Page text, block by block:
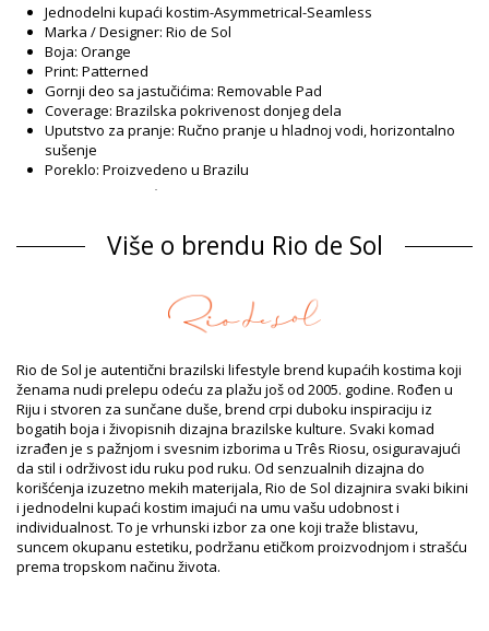
Jednodelni kupaći kostim-Asymmetrical-Seamless
Marka / Designer: Rio de Sol
Boja: Orange
Print: Patterned
Gornji deo sa jastučićima: Removable Pad
Coverage: Brazilska pokrivenost donjeg dela
Uputstvo za pranje: Ručno pranje u hladnoj vodi, horizontalno
sušenje
Poreklo: Proizvedeno u Brazilu
Jednodelni kupaći kostim Orange Rio de Sol SPRING
Sastav
Sastav: 94,2% Polyamide 5,8% Elastane
Spandex (LYCRA) - OEKO-TEX - Chlorine Resistant
Odsek: Zensko, Jednodelni kupaći kostim
Pakovanje uključuje: 1 x Jednodelni kupaći kostim (Drugi pribor
koji nije uključen)
HS CODE: 6112.41.0010
SKU: 1981126576
EAN: XS (7899810434678), S (7899810434685), M (7899810434692),
L (7899810434708), XL (7899810434715)
Težina: 115g / 0.25lb / 4.06oz
Print nije tačan i može varirati prema rezu
Retuširane fotografije
Više o brendu Rio de Sol
Rio de Sol je autentični brazilski lifestyle brend kupaćih kostima koji
ženama nudi prelepu odeću za plažu još od 2005. godine. Rođen u
Riju i stvoren za sunčane duše, brend crpi duboku inspiraciju iz
bogatih boja i živopisnih dizajna brazilske kulture. Svaki komad
izrađen je s pažnjom i svesnim izborima u Três Riosu, osiguravajući
da stil i održivost idu ruku pod ruku. Od senzualnih dizajna do
korišćenja izuzetno mekih materijala, Rio de Sol dizajnira svaki bikini
i jednodelni kupaći kostim imajući na umu vašu udobnost i
individualnost. To je vrhunski izbor za one koji traže blistavu,
suncem okupanu estetiku, podržanu etičkom proizvodnjom i strašću
prema tropskom načinu života.